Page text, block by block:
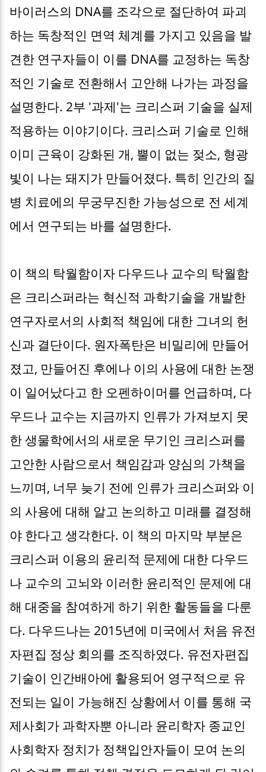
바이러스의 DNA를 조각으로 절단하여 파괴
하는 독창적인 면역 체계를 가지고 있음을 발
견한 연구자들이 이를 DNA를 교정하는 독창
적인 기술로 전환해서 고안해 나가는 과정을
설명한다. 2부 '과제'는 크리스퍼 기술을 실제
적용하는 이야기이다. 크리스퍼 기술로 인해
이미 근육이 강화된 개, 뿔이 없는 젖소, 형광
빛이 나는 돼지가 만들어졌다. 특히 인간의 질
병 치료에의 무궁무진한 가능성으로 전 세계
에서 연구되는 바를 설명한다.
이 책의 탁월함이자 다우드나 교수의 탁월함
은 크리스퍼라는 혁신적 과학기술을 개발한
연구자로서의 사회적 책임에 대한 그녀의 헌
신과 결단이다. 원자폭탄은 비밀리에 만들어
졌고, 만들어진 후에나 이의 사용에 대한 논쟁
이 일어났다고 한 오펜하이머를 언급하며, 다
우드나 교수는 지금까지 인류가 가져보지 못
한 생물학에서의 새로운 무기인 크리스퍼를
고안한 사람으로서 책임감과 양심의 가책을
느끼며, 너무 늦기 전에 인류가 크리스퍼와 이
의 사용에 대해 알고 논의하고 미래를 결정해
야 한다고 생각한다. 이 책의 마지막 부분은
크리스퍼 이용의 윤리적 문제에 대한 다우드
나 교수의 고뇌와 이러한 윤리적인 문제에 대
해 대중을 참여하게 하기 위한 활동들을 다룬
다. 다우드나는 2015년에 미국에서 처음 유전
자편집 정상 회의를 조직하였다. 유전자편집
기술이 인간배아에 활용되어 영구적으로 유
전되는 일이 가능해진 상황에서 이를 통해 국
제사회가 과학자뿐 아니라 윤리학자 종교인
사회학자 정치가 정책입안자들이 모여 논의